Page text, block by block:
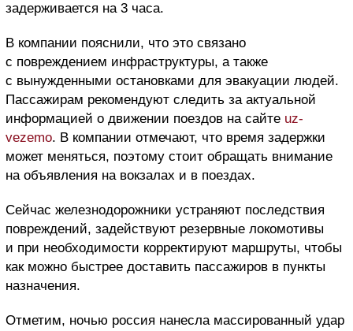
задерживается на 3 часа.
В компании пояснили, что это связано
с повреждением инфраструктуры, а также
с вынужденными остановками для эвакуации людей.
Пассажирам рекомендуют следить за актуальной
информацией о движении поездов на сайте uz-
vezemo. В компании отмечают, что время задержки
может меняться, поэтому стоит обращать внимание
на объявления на вокзалах и в поездах.
Сейчас железнодорожники устраняют последствия
повреждений, задействуют резервные локомотивы
и при необходимости корректируют маршруты, чтобы
как можно быстрее доставить пассажиров в пункты
назначения.
Отметим, ночью россия нанесла массированный удар